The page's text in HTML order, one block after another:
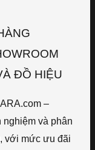
ĐỒ HIỆU
–
nghiệm và phân
với mức ưu đãi